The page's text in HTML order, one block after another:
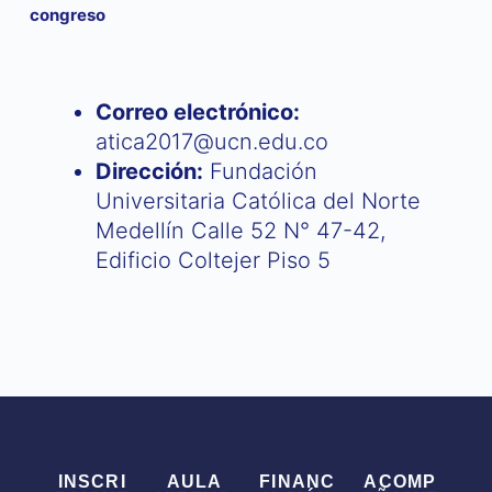
congreso
Correo electrónico:
atica2017@ucn.edu.co
Dirección: Fundación
Universitaria Católica del Norte
Medellín Calle 52 N° 47-42,
Edificio Coltejer Piso 5
INSCRI
AULA
FINANC
ACOMP